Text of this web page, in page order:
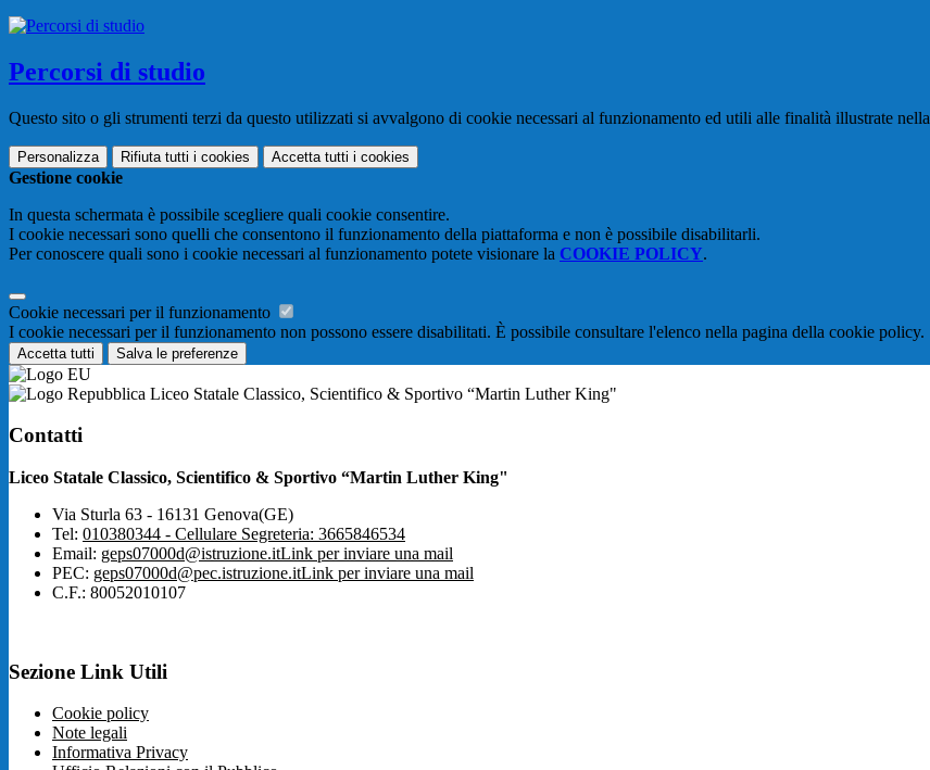
Percorsi di studio
Questo sito o gli strumenti terzi da questo utilizzati si avvalgono di cookie necessari al funzionamento ed utili alle finalità illustrate nella
Personalizza Rifiuta tutti i cookies Accetta tutti i cookies
Gestione cookie
In questa schermata è possibile scegliere quali cookie consentire.
I cookie necessari sono quelli che consentono il funzionamento della piattaforma e non è possibile disabilitarli.
Per conoscere quali sono i cookie necessari al funzionamento potete visionare la COOKIE POLICY.
Cookie necessari per il funzionamento
I cookie necessari per il funzionamento non possono essere disabilitati. È possibile consultare l'elenco nella pagina della cookie policy.
Accetta tutti Salva le preferenze
Liceo Statale Classico, Scientifico & Sportivo “Martin Luther King"
Contatti
Liceo Statale Classico, Scientifico & Sportivo “Martin Luther King"
Via Sturla 63 - 16131 Genova(GE)
Tel: 010380344 - Cellulare Segreteria: 3665846534
Email: geps07000d@istruzione.itLink per inviare una mail
PEC: geps07000d@pec.istruzione.itLink per inviare una mail
C.F.: 80052010107
Sezione Link Utili
Cookie policy
Note legali
Informativa Privacy